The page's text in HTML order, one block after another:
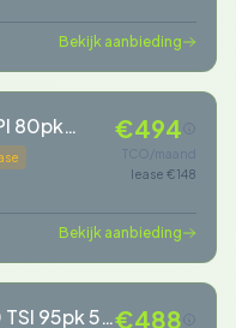
Bekijk aanbieding
80pk
€494
TCO/maand
lease €148
Bekijk aanbieding
TSI 95pk 5d€488